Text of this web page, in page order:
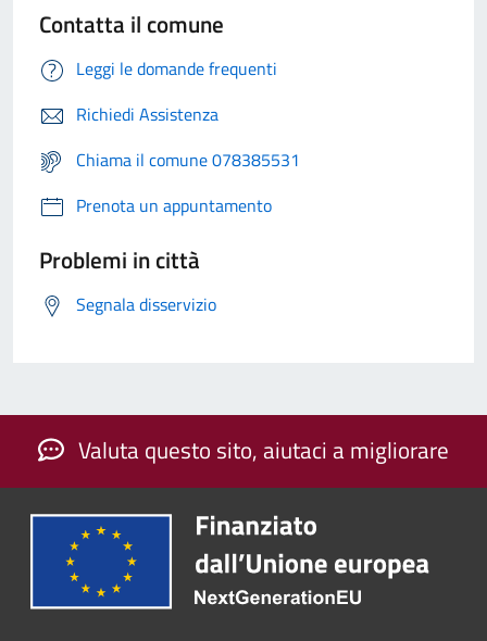
Contatta il comune
Leggi le domande frequenti
Richiedi Assistenza
Chiama il comune 078385531
Prenota un appuntamento
Problemi in città
Segnala disservizio
Valuta questo sito, aiutaci a migliorare